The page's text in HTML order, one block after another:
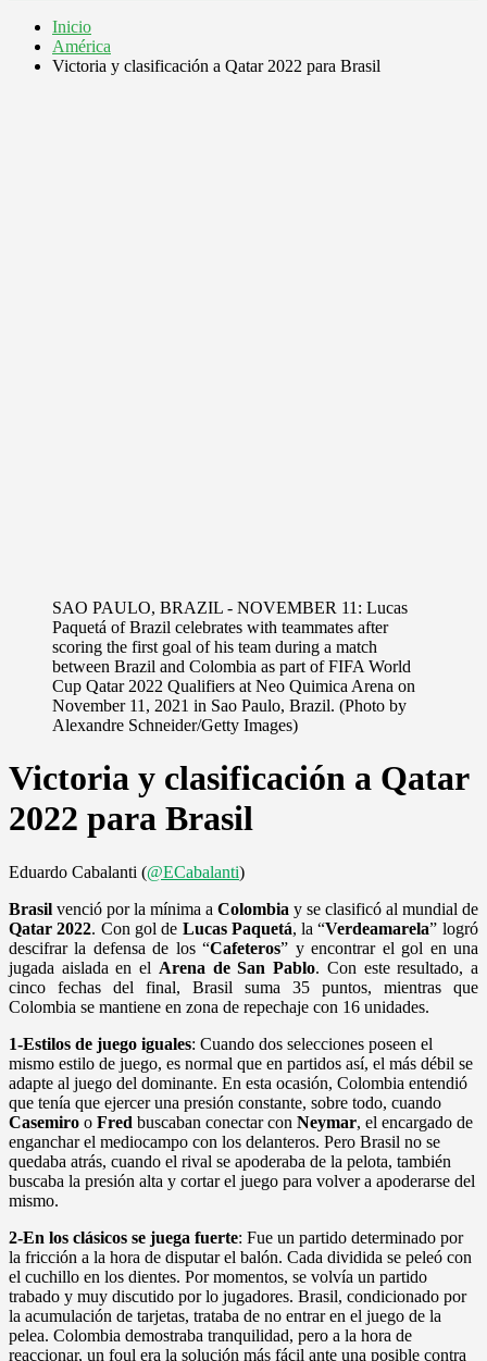
Inicio
América
Victoria y clasificación a Qatar 2022 para Brasil
SAO PAULO, BRAZIL - NOVEMBER 11: Lucas
Paquetá of Brazil celebrates with teammates after
scoring the first goal of his team during a match
between Brazil and Colombia as part of FIFA World
Cup Qatar 2022 Qualifiers at Neo Quimica Arena on
November 11, 2021 in Sao Paulo, Brazil. (Photo by
Alexandre Schneider/Getty Images)
Victoria y clasificación a Qatar
2022 para Brasil
Eduardo Cabalanti (@ECabalanti)
Brasil venció por la mínima a Colombia y se clasificó al mundial de
Qatar 2022. Con gol de Lucas Paquetá, la “Verdeamarela” logró
descifrar la defensa de los “Cafeteros” y encontrar el gol en una
jugada aislada en el Arena de San Pablo. Con este resultado, a
cinco fechas del final, Brasil suma 35 puntos, mientras que
Colombia se mantiene en zona de repechaje con 16 unidades.
1-Estilos de juego iguales: Cuando dos selecciones poseen el
mismo estilo de juego, es normal que en partidos así, el más débil se
adapte al juego del dominante. En esta ocasión, Colombia entendió
que tenía que ejercer una presión constante, sobre todo, cuando
Casemiro o Fred buscaban conectar con Neymar, el encargado de
enganchar el mediocampo con los delanteros. Pero Brasil no se
quedaba atrás, cuando el rival se apoderaba de la pelota, también
buscaba la presión alta y cortar el juego para volver a apoderarse del
mismo.
2-En los clásicos se juega fuerte: Fue un partido determinado por
la fricción a la hora de disputar el balón. Cada dividida se peleó con
el cuchillo en los dientes. Por momentos, se volvía un partido
trabado y muy discutido por lo jugadores. Brasil, condicionado por
la acumulación de tarjetas, trataba de no entrar en el juego de la
pelea. Colombia demostraba tranquilidad, pero a la hora de
reaccionar, un foul era la solución más fácil ante una posible contra